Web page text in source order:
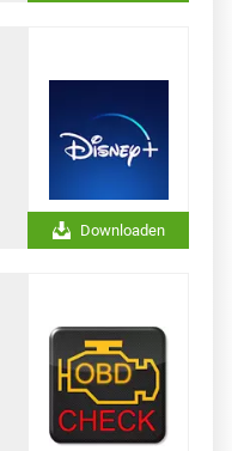
Downloaden